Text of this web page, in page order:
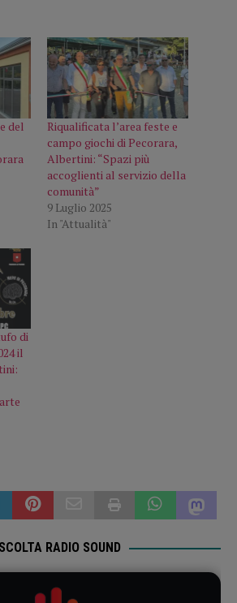
del
Riqualificata l’area feste e
campo giochi di Pecorara,
Albertini: “Spazi più
accoglienti al servizio della
comunità”
9 Luglio 2025
In "Attualità"
di
il
RADIO SOUND